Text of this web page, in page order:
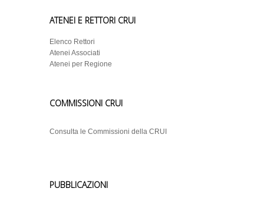
ATENEI E RETTORI CRUI
Elenco Rettori
Atenei Associati
Atenei per Regione
COMMISSIONI CRUI
Consulta le Commissioni della CRUI
PUBBLICAZIONI